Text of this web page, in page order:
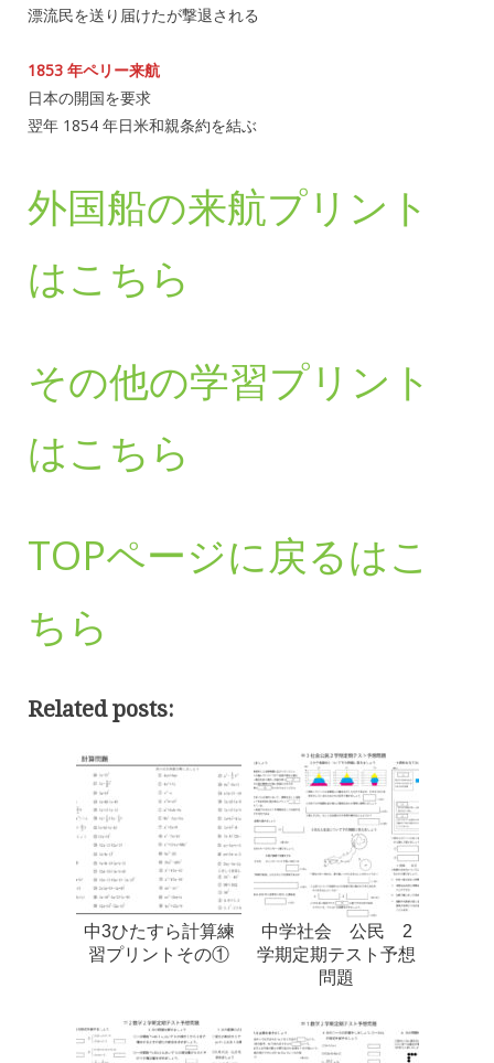
漂流民を送り届けたが撃退される
1853 年ペリー来航
日本の開国を要求
翌年 1854 年日米和親条約を結ぶ
外国船の来航プリント
はこちら
その他の学習プリント
はこちら
TOPページに戻るはこ
ちら
Related posts:
中3ひたすら計算練
習プリントその①
中学社会 公民 2
学期定期テスト予想
問題